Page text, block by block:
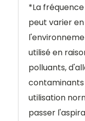
*La
peut varier
utilisé en
polluants,
utilisation
passer